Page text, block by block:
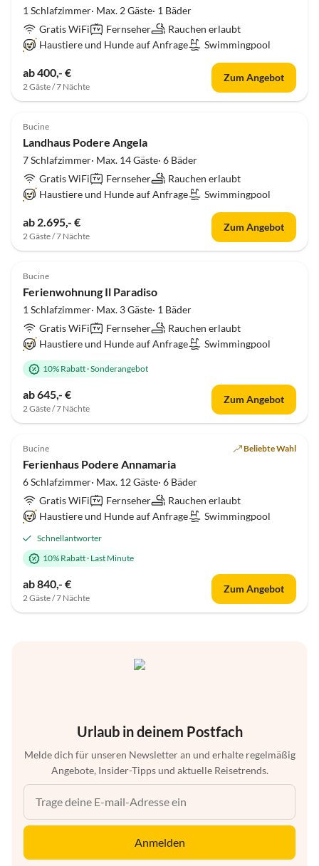
1 Schlafzimmer· Max. 2 Gäste· 1 Bäder
Gratis WiFi
Fernseher
Rauchen erlaubt
Haustiere und Hunde auf Anfrage
Swimmingpool
ab 400,- €
2 Gäste / 7 Nächte
Zum Angebot
Bucine
Landhaus Podere Angela
7 Schlafzimmer· Max. 14 Gäste· 6 Bäder
Gratis WiFi
Fernseher
Rauchen erlaubt
Haustiere und Hunde auf Anfrage
Swimmingpool
ab 2.695,- €
2 Gäste / 7 Nächte
Zum Angebot
Top-Inserat
Bucine
Ferienwohnung Il Paradiso
1 Schlafzimmer· Max. 3 Gäste· 1 Bäder
Gratis WiFi
Fernseher
Rauchen erlaubt
Haustiere und Hunde auf Anfrage
Swimmingpool
10% Rabatt·Sonderangebot
ab 645,- €
2 Gäste / 7 Nächte
Zum Angebot
Top-Inserat
Bucine Beliebte Wahl
Ferienhaus Podere Annamaria
6 Schlafzimmer· Max. 12 Gäste· 6 Bäder
Gratis WiFi
Fernseher
Rauchen erlaubt
Haustiere und Hunde auf Anfrage
Swimmingpool
Schnellantworter
10% Rabatt· Last Minute
ab 840,- €
2 Gäste / 7 Nächte
Zum Angebot
Urlaub in deinem Postfach
Melde dich für unseren Newsletter an und erhalte regelmäßig
Angebote, Insider-Tipps und aktuelle Reisetrends.
Anmelden